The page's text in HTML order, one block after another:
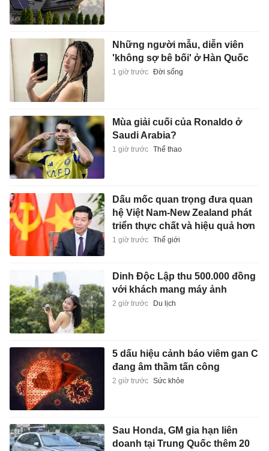
Những người mẫu, diễn viên
'không sợ bê bối' ở Hàn Quốc
1 giờ trước Đời sống
Mùa giải cuối của Ronaldo ở
Saudi Arabia?
1 giờ trước Thể thao
Dấu mốc quan trọng đưa quan
hệ Việt Nam-New Zealand phát
triển thực chất và hiệu quả hơn
1 giờ trước Thế giới
Dinh Độc Lập thu 500.000 đồng
với khách mang máy ảnh
2 giờ trước Du lịch
5 dấu hiệu cảnh báo viêm gan C
đang âm thầm tấn công
2 giờ trước Sức khỏe
Sau Honda, GM gia hạn liên
doanh tại Trung Quốc thêm 20